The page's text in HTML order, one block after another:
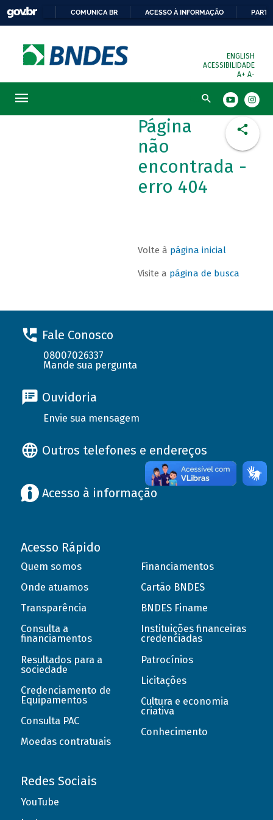
COMUNICA BR ACESSO À INFORMAÇÃO
ENGLISH
ACESSIBILIDADE
A+ A-
Busca
Página
não
encontrada -
erro 404
Volte à página inicial
Visite a página de busca
Fale Conosco
08007026337
Mande sua pergunta
Ouvidoria
Envie sua mensagem
Outros telefones e endereços
Acesso à informação
Acesso Rápido
Quem somos
Onde atuamos
Transparência
Consulta a
financiamentos
Resultados para a
sociedade
Credenciamento de
Equipamentos
Consulta PAC
Moedas contratuais
Financiamentos
Cartão BNDES
BNDES Finame
Instituições financeiras
credenciadas
Patrocínios
Licitações
Cultura e economia
criativa
Conhecimento
Redes Sociais
YouTube